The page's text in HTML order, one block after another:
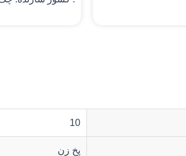
10
پخ زن